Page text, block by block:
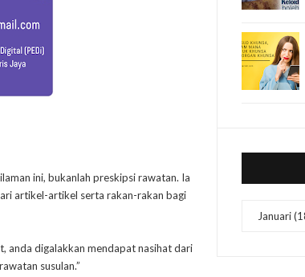
ini, bukanlah preskipsi rawatan. Ia
artikel-artikel serta rakan-rakan bagi
anda digalakkan mendapat nasihat dari
susulan.”